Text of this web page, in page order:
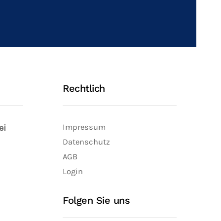
Rechtlich
Impressum
Datenschutz
AGB
Login
Folgen Sie uns